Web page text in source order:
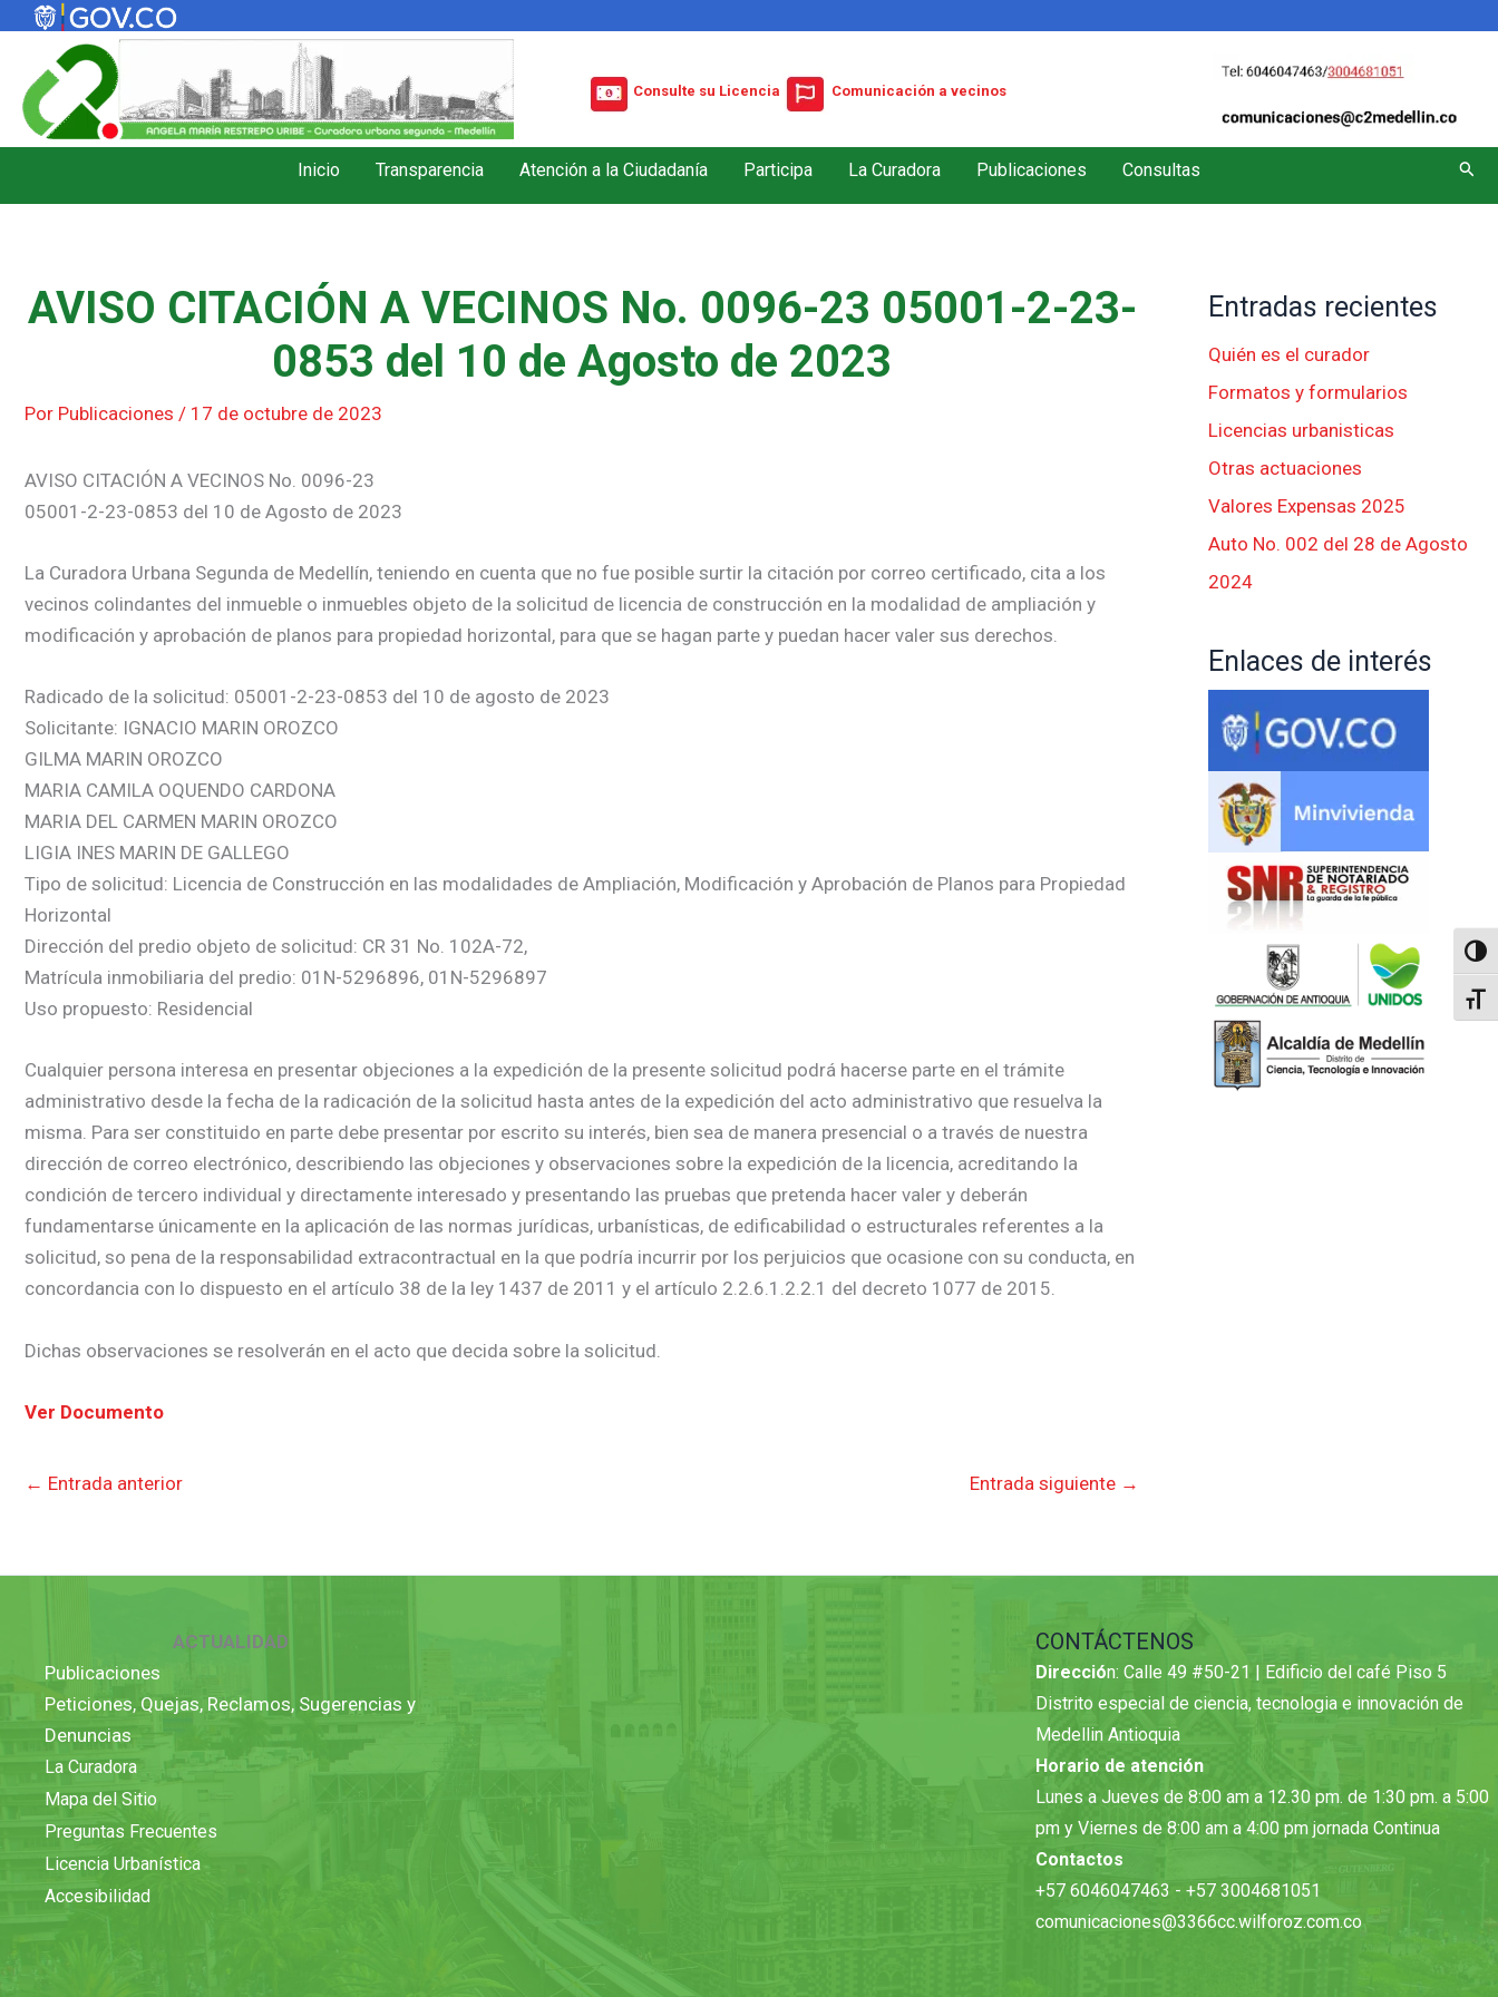
contenido
Consulte su Licencia Comunicación a vecinos
Inicio Transparencia Atención a la Ciudadanía Participa La Curadora Publicaciones Consultas
AVISO CITACIÓN A VECINOS No. 0096-23 05001-2-23-
0853 del 10 de Agosto de 2023
Por Publicaciones / 17 de octubre de 2023
AVISO CITACIÓN A VECINOS No. 0096-23
05001-2-23-0853 del 10 de Agosto de 2023
La Curadora Urbana Segunda de Medellín, teniendo en cuenta que no fue posible surtir la citación por correo certificado, cita a los
vecinos colindantes del inmueble o inmuebles objeto de la solicitud de licencia de construcción en la modalidad de ampliación y
modificación y aprobación de planos para propiedad horizontal, para que se hagan parte y puedan hacer valer sus derechos.
Radicado de la solicitud: 05001-2-23-0853 del 10 de agosto de 2023
Solicitante: IGNACIO MARIN OROZCO
GILMA MARIN OROZCO
MARIA CAMILA OQUENDO CARDONA
MARIA DEL CARMEN MARIN OROZCO
LIGIA INES MARIN DE GALLEGO
Tipo de solicitud: Licencia de Construcción en las modalidades de Ampliación, Modificación y Aprobación de Planos para Propiedad
Horizontal
Dirección del predio objeto de solicitud: CR 31 No. 102A-72,
Matrícula inmobiliaria del predio: 01N-5296896, 01N-5296897
Uso propuesto: Residencial
Cualquier persona interesa en presentar objeciones a la expedición de la presente solicitud podrá hacerse parte en el trámite
administrativo desde la fecha de la radicación de la solicitud hasta antes de la expedición del acto administrativo que resuelva la
misma. Para ser constituido en parte debe presentar por escrito su interés, bien sea de manera presencial o a través de nuestra
dirección de correo electrónico, describiendo las objeciones y observaciones sobre la expedición de la licencia, acreditando la
condición de tercero individual y directamente interesado y presentando las pruebas que pretenda hacer valer y deberán
fundamentarse únicamente en la aplicación de las normas jurídicas, urbanísticas, de edificabilidad o estructurales referentes a la
solicitud, so pena de la responsabilidad extracontractual en la que podría incurrir por los perjuicios que ocasione con su conducta, en
concordancia con lo dispuesto en el artículo 38 de la ley 1437 de 2011 y el artículo 2.2.6.1.2.2.1 del decreto 1077 de 2015.
Dichas observaciones se resolverán en el acto que decida sobre la solicitud.
Ver Documento
← Entrada anterior Entrada siguiente →
Entradas recientes
Quién es el curador
Formatos y formularios
Licencias urbanisticas
Otras actuaciones
Valores Expensas 2025
Auto No. 002 del 28 de Agosto
2024
Enlaces de interés
ACTUALIDAD
Publicaciones
Peticiones, Quejas, Reclamos, Sugerencias y
Denuncias
La Curadora
Mapa del Sitio
Preguntas Frecuentes
Licencia Urbanística
Accesibilidad
CONTÁCTENOS
Dirección: Calle 49 #50-21 | Edificio del café Piso 5
Distrito especial de ciencia, tecnologia e innovación de
Medellin Antioquia
Horario de atención
Lunes a Jueves de 8:00 am a 12.30 pm. de 1:30 pm. a 5:00
pm y Viernes de 8:00 am a 4:00 pm jornada Continua
Contactos
+57 6046047463 - +57 3004681051
comunicaciones@3366cc.wilforoz.com.co